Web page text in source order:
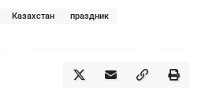
Казахстан праздник